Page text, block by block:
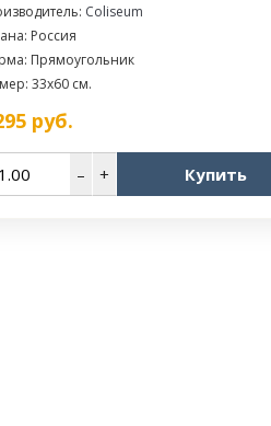
Coliseum
Россия
Прямоугольник
33x60 см.
руб.
– + Купить